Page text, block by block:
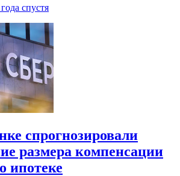
спустя
спрогнозировали
размера компенсации
ипотеке